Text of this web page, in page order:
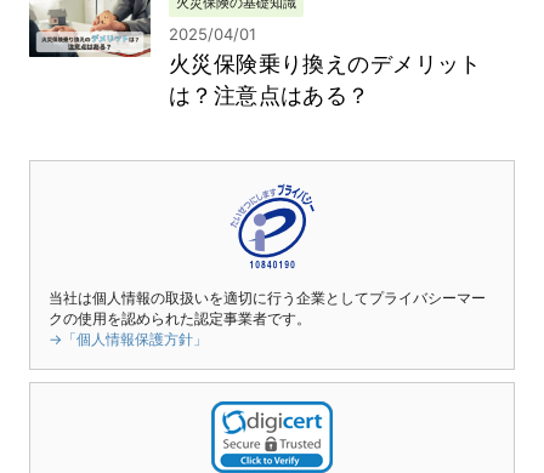
2025/04/01
火災保険乗り換えのデメリット
は？注意点はある？
当社は個人情報の取扱いを適切に行う企業としてプライバシーマー
クの使用を認められた認定事業者です。
→「個人情報保護方針」